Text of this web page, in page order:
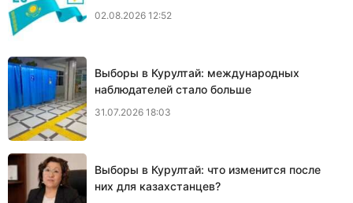
02.08.2026 12:52
Выборы в Курултай: международных
наблюдателей стало больше
31.07.2026 18:03
Выборы в Курултай: что изменится после
них для казахстанцев?